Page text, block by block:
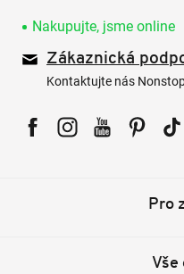
Nakupujte, jsme online
Zákaznická
Kontaktujte nás
Pro
Vše